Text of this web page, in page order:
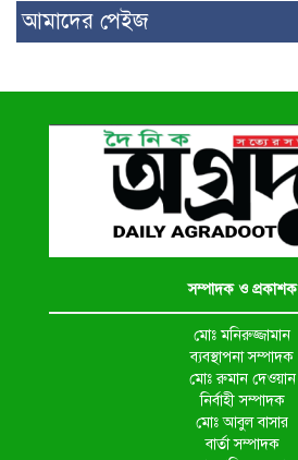
আমাদের পেইজ
সম্পাদক ও প্রকাশক
মোঃ মনিরুজ্জামান
ব্যবস্থাপনা সম্পাদক
মোঃ রুমান দেওয়ান
নির্বাহী সম্পাদক
মোঃ আবুল বাসার
বার্তা সম্পাদক